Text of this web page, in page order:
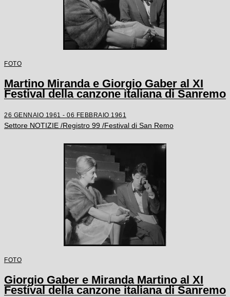
FOTO
Martino Miranda e Giorgio Gaber al XI
Festival della canzone italiana di Sanremo
26 GENNAIO 1961 - 06 FEBBRAIO 1961
Settore NOTIZIE /Registro 99 /Festival di San Remo
FOTO
Giorgio Gaber e Miranda Martino al XI
Festival della canzone italiana di Sanremo